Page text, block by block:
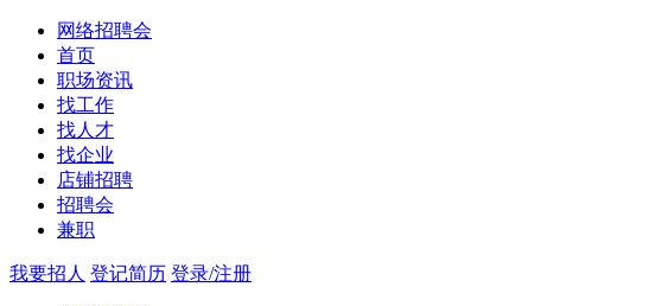
网络招聘会
首页
职场资讯
找工作
找人才
找企业
店铺招聘
招聘会
兼职
我要招人 登记简历 登录/注册